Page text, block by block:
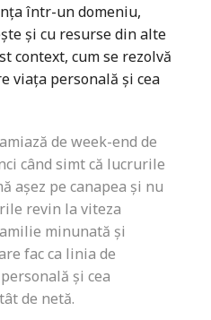
într-un domeniu,
și cu resurse din alte
context, cum se rezolvă
viața personală și cea
de week-end de
când simt că lucrurile
așez pe canapea și nu
revin la viteza
minunată și
fac ca linia de
și cea
de netă.